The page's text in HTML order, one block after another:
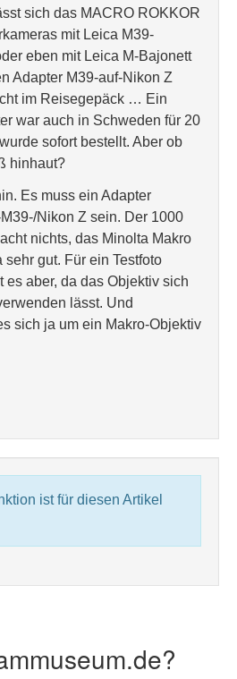
sich das MACRO ROKKOR
mit Leica M39-
eben mit Leica M-Bajonett
Adapter M39-auf-Nikon Z
im Reisegepäck … Ein
war auch in Schweden für 20
sofort bestellt. Aber ob
hinhaut?
Es muss ein Adapter
Nikon Z sein. Der 1000
nichts, das Minolta Makro
gut. Für ein Testfoto
es aber, da das Objektiv sich
lässt. Und
sich ja um ein Makro-Objektiv
ist für diesen Artikel